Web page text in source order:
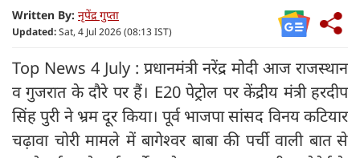
Written By: नृपेंद्र गुप्ता
Updated:Sat, 4 Jul 2026 (08:13 IST)
Top News 4 July : प्रधानमंत्री नरेंद्र मोदी आज राजस्थान
व गुजरात के दौरे पर हैं। E20 पेट्रोल पर केंद्रीय मंत्री हरदीप
सिंह पुरी ने भ्रम दूर किया। पूर्व भाजपा सांसद विनय कटियार
चढ़ावा चोरी मामले में बागेश्वर बाबा की पर्ची वाली बात से